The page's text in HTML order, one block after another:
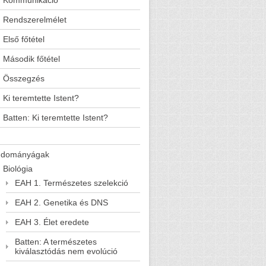
Rendszerelmélet
Első főtétel
Második főtétel
Összegzés
Ki teremtette Istent?
Batten: Ki teremtette Istent?
Biológia
EAH 1. Természetes szelekció
EAH 2. Genetika és DNS
EAH 3. Élet eredete
Batten: A természetes
kiválasztódás nem evolúció